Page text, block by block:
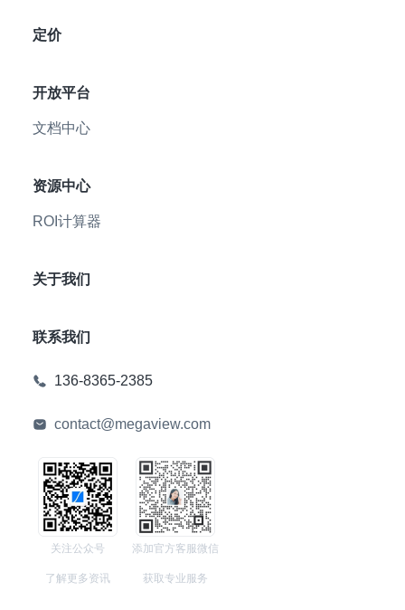
定价
开放平台
文档中心
资源中心
ROI计算器
关于我们
联系我们
136-8365-2385
contact@megaview.com
关注公众号
了解更多资讯
添加官方客服微信
获取专业服务